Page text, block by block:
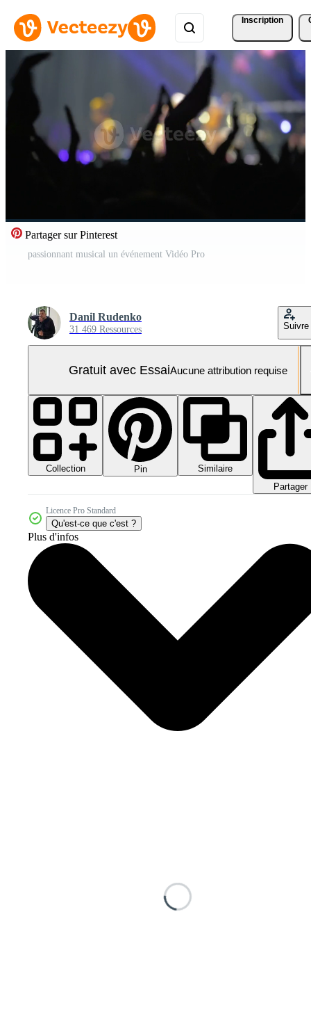
Inscription
Partager sur Pinterest
passionnant musical un événement Vidéo Pro
Danil Rudenko
31 469 Ressources Suivre
Gratuit avec EssaiAucune attribution requise
Collection Pin
Similaire
Partager
Licence Pro Standard
Qu'est-ce que c'est ?
Plus d'infos